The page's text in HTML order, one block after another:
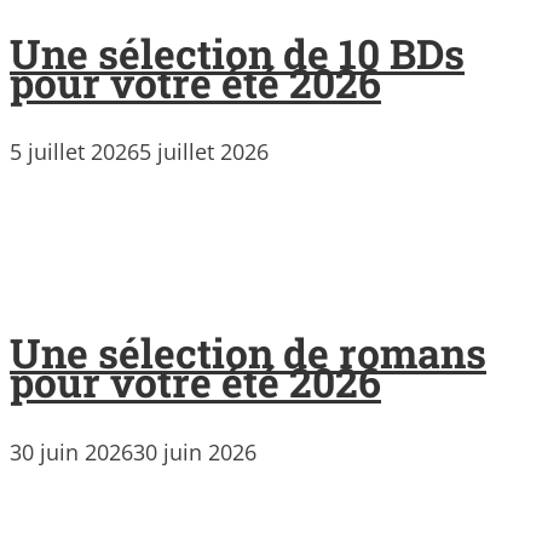
Une sélection de 10 BDs
pour votre été 2026
5 juillet 20265 juillet 2026
Une sélection de romans
pour votre été 2026
30 juin 202630 juin 2026